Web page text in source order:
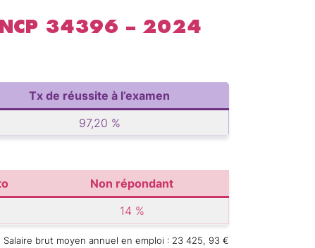
RNCP 34396 – 2024
Tx de réussite à l’examen
97,20 %
Non répondant
14 %
Salaire brut moyen annuel en emploi : 23 425, 93 €